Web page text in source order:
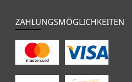
ZAHLUNGSMÖGLICHKEITEN